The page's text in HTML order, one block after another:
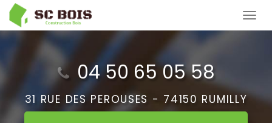
Aller
au
contenu
principal
04 50 65 05 58
31 RUE DES PEROUSES - 74150 RUMILLY